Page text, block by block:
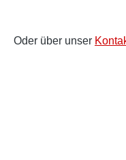
Oder über unser